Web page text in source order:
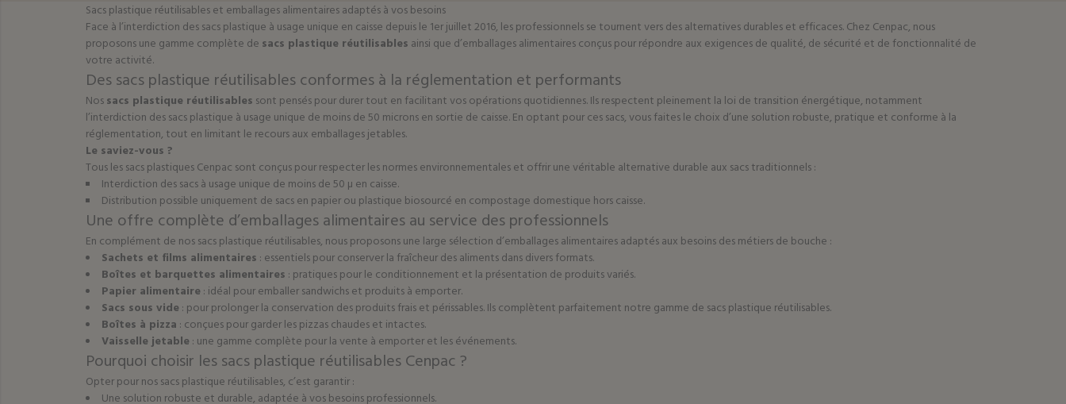
Sacs plastique réutilisables et emballages alimentaires adaptés à vos besoins
Face à l’interdiction des sacs plastique à usage unique en caisse depuis le 1er juillet 2016, les professionnels se tournent vers des alternatives durables et efficaces. Chez Cenpac, nous
proposons une gamme complète de sacs plastique réutilisables ainsi que d’emballages alimentaires conçus pour répondre aux exigences de qualité, de sécurité et de fonctionnalité de
votre activité.
Des sacs plastique réutilisables conformes à la réglementation et performants
Nossacs plastique réutilisables sont pensés pour durer tout en facilitant vos opérations quotidiennes. Ils respectent pleinement la loi de transition énergétique, notamment
l’interdiction des sacs plastique à usage unique de moins de 50 microns en sortie de caisse. En optant pour ces sacs, vous faites le choix d’une solution robuste, pratique et conforme à la
réglementation, tout en limitant le recours aux emballages jetables.
Le saviez-vous ?
Tous les sacs plastiques Cenpac sont conçus pour respecter les normes environnementales et offrir une véritable alternative durable aux sacs traditionnels :
Interdiction des sacs à usage unique de moins de 50 µ en caisse.
Distribution possible uniquement de sacs en papier ou plastique biosourcé en compostage domestique hors caisse.
Une offre complète d’emballages alimentaires au service des professionnels
En complément de nossacs plastique réutilisables, nous proposons une large sélection d’emballages alimentaires adaptés aux besoins des métiers de bouche :
Sachets et films alimentaires : essentiels pour conserver la fraîcheur des aliments dans divers formats.
Boîtes et barquettes alimentaires : pratiques pour le conditionnement et la présentation de produits variés.
Papier alimentaire: idéal pour emballer sandwichs et produits à emporter.
Sacs sous vide: pour prolonger la conservation des produits frais et périssables. Ils complètent parfaitement notre gamme de sacs plastique réutilisables.
Boîtes à pizza : conçues pour garder les pizzas chaudes et intactes.
Vaisselle jetable: une gamme complète pour la vente à emporter et les événements.
Pourquoi choisir les sacs plastique réutilisables Cenpac ?
Opter pour nossacs plastique réutilisables, c’est garantir :
Une solution robuste et durable, adaptée à vos besoins professionnels.